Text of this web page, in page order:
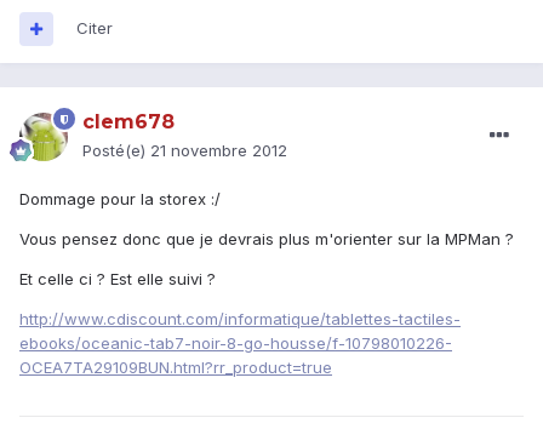
Citer
clem678
Posté(e) 21 novembre 2012
Dommage pour la storex :/
Vous pensez donc que je devrais plus m'orienter sur la MPMan ?
Et celle ci ? Est elle suivi ?
http://www.cdiscount.com/informatique/tablettes-tactiles-
ebooks/oceanic-tab7-noir-8-go-housse/f-10798010226-
OCEA7TA29109BUN.html?rr_product=true